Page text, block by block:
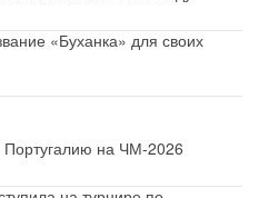
«Буханка» для своих
на ЧМ-2026